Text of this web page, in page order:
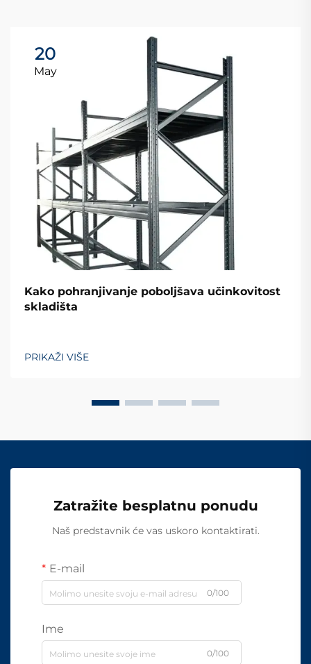
20
May
Kako pohranjivanje poboljšava učinkovitost
skladišta
PRIKAŽI VIŠE
Zatražite besplatnu ponudu
Naš predstavnik će vas uskoro kontaktirati.
E-mail
0/100
Ime
0/100